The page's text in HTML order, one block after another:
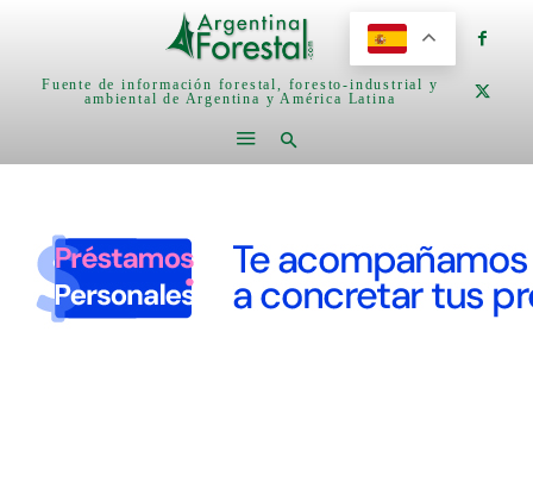
Fuente de información forestal, foresto-industrial y
ambiental de Argentina y América Latina